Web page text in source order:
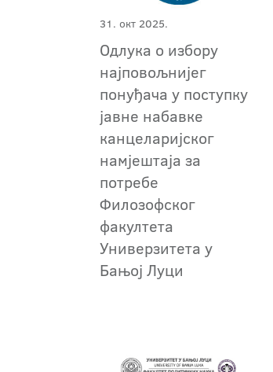
31. окт 2025.
Одлука о избору
најповољнијег
понуђача у поступку
јавне набавке
канцеларијског
намјештаја за
потребе
Филозофског
факултета
Универзитета у
Бањој Луци